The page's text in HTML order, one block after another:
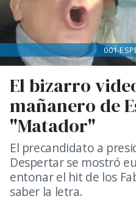
El bizarro
mañanero de
"Matador"
El precandidato a
Despertar se mostró
entonar el hit de los
saber la letra.
001-